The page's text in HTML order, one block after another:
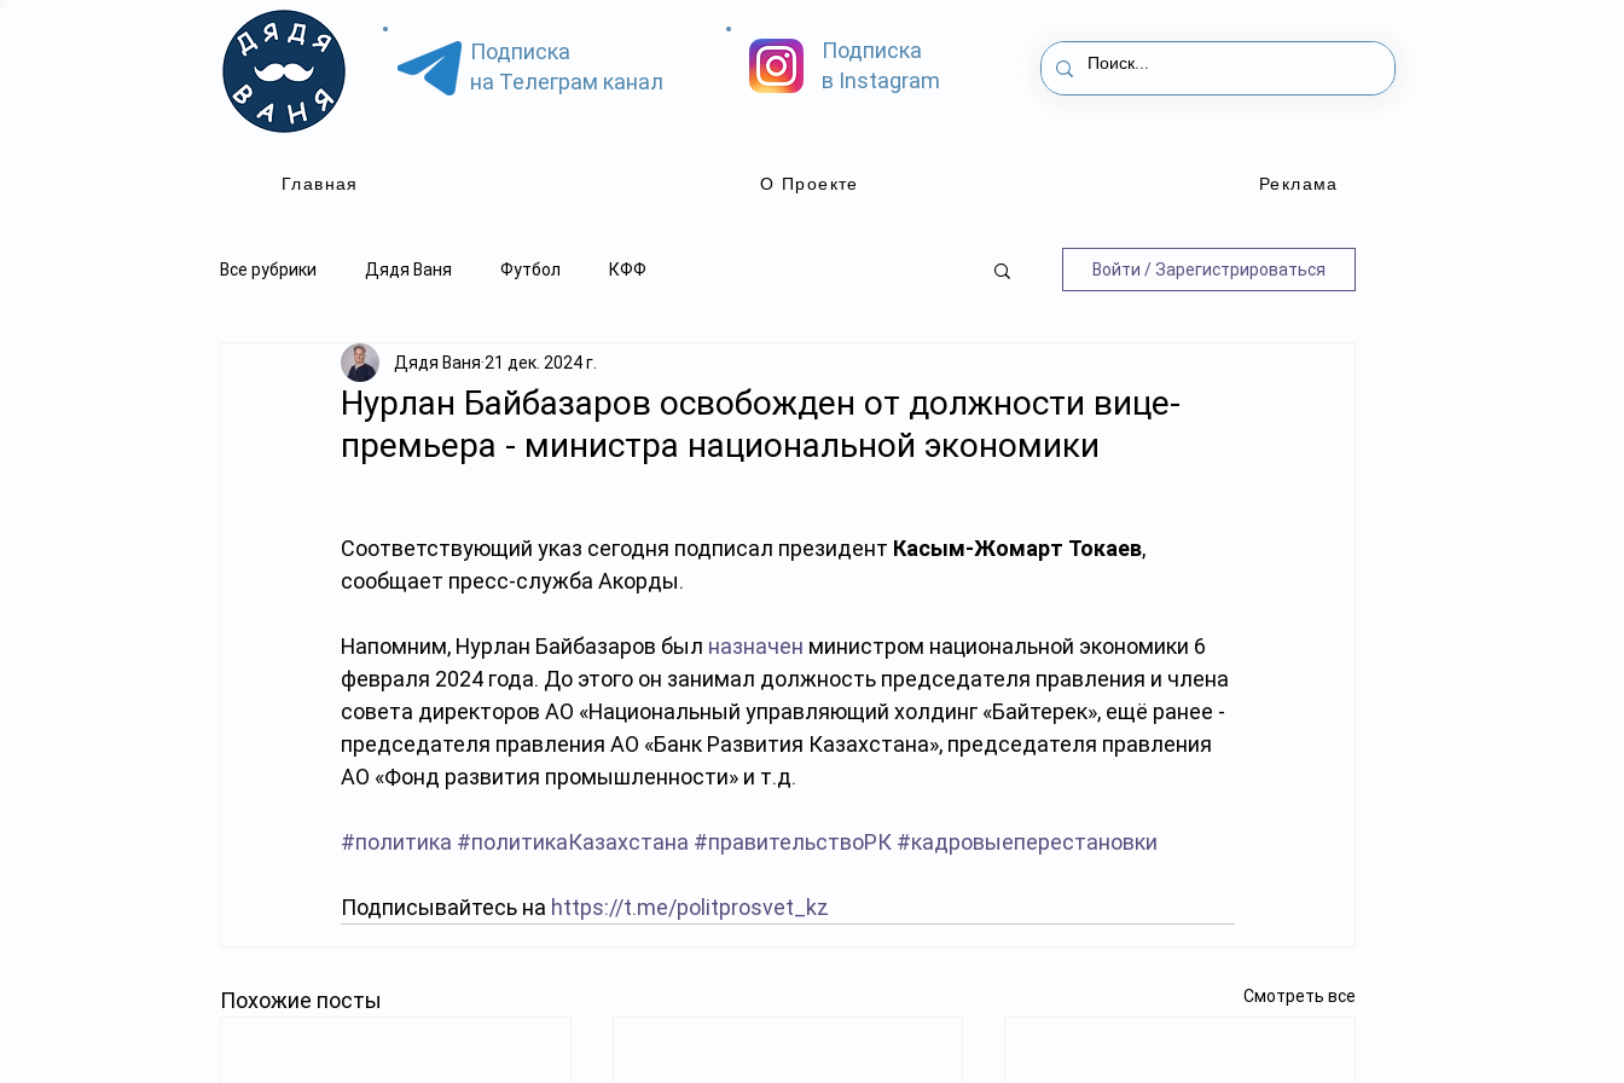
Подписка
на Телеграм канал
Главная
Подписка
в Instagram
О Проекте Реклама
Все рубрики Дядя Ваня Футбол КФФ Войти / Зарегистрироваться
Нурлан Байбазаров освобожден от должности вице-
премьера - министра национальной экономики
Дядя Ваня 21 дек. 2024 г.
Соответствующий указ сегодня подписал президент Касым-Жомарт Токаев,
сообщает пресс-служба Акорды.
Напомним, Нурлан Байбазаров был назначен министром национальной экономики 6
февраля 2024 года. До этого он занимал должность председателя правления и члена
совета директоров АО «Национальный управляющий холдинг «Байтерек», ещё ранее -
председателя правления АО «Банк Развития Казахстана», председателя правления
АО «Фонд развития промышленности» и т.д.
#политика #политикаКазахстана #правительствоРК #кадровыеперестановки
Подписывайтесь на https://t.me/politprosvet_kz
Похожие посты Смотреть все